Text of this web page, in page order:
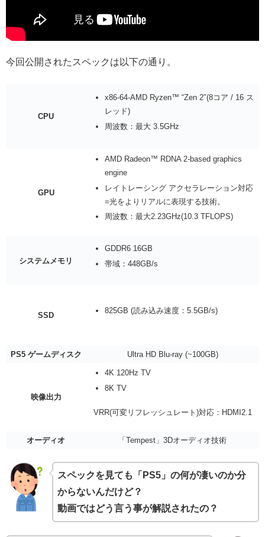
今回公開されたスペックは以下の通り。
CPU
x86-64-AMD Ryzen™ “Zen 2″(8コア / 16 ス
レッド)
周波数：最大 3.5GHz
GPU
AMD Radeon™ RDNA 2-based graphics
engine
レイトレーシング アクセラレーション対応
=光をよりリアルに表現する技術。
周波数：最大2.23GHz(10.3 TFLOPS)
システムメモリ
GDDR6 16GB
帯域：448GB/s
SSD 825GB (読み込み速度：5.5GB/s)
PS5 ゲームディスク Ultra HD Blu-ray (~100GB)
映像出力
4K 120Hz TV
8K TV
VRR(可変リフレッシュレート)対応：HDMI2.1
オーディオ 「Tempest」3Dオーディオ技術
スペックを見ても「PS5」の何が凄いのか分
からないんだけど？
動画ではどう言う事が解説されたの？